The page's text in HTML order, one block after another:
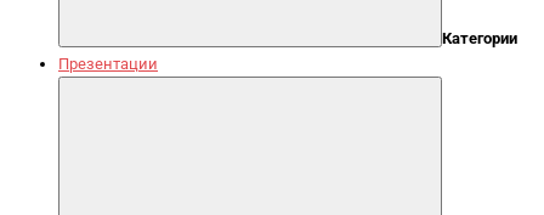
Категории
Презентации